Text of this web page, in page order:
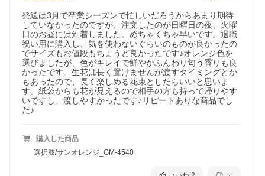
発送は3月で卒業シーズンで忙しいだろうからあまり期待
していなかったのですが、注文したのが日曜日の夜、火曜
日のお昼には到着しました。めちゃくちゃ早いです。退職
祝い用に購入し、気を使わないぐらいのものが良かったの
でサイズもお値段もちょうど良かったです♪オレンジ色を
選びましたが、色がキレイで鮮やかふんわり匂う香りも良
かったです。生花は長く置けませんが渡すタイミングとか
もあったので、長く楽しめる花束としたらいいと思いま
す。紙袋からも花が見えるので相手の方も持って帰りやす
いですし、渡しやすかったです♪リピートありな商品でし
た♪
購入した商品
選択肢/サンオレンジ_GM-4540